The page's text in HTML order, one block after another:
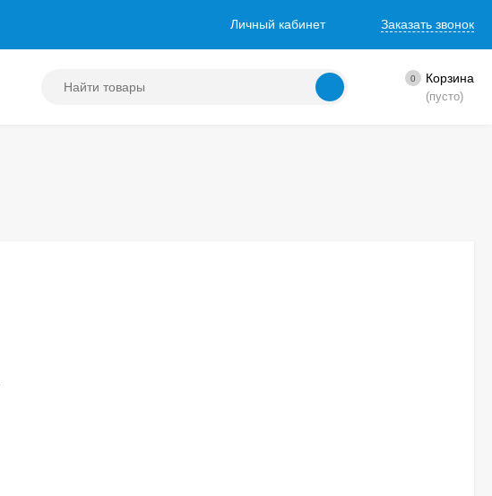
Личный кабинет Заказать звонок
0 Корзина
(пусто)